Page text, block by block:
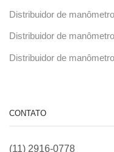
Distribuidor de
Distribuidor de
Distribuidor de
CONTATO
(11) 2916-0778